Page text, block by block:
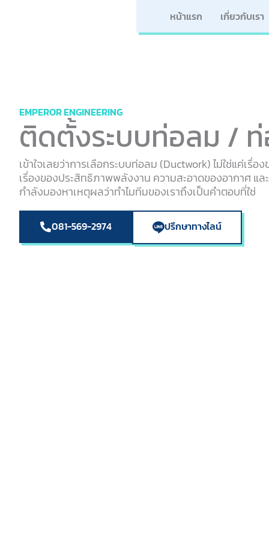
หน้าแรก เกี่ยวกับเรา
EMPEROR ENGINEERING
ติดตั้งระบบท่อลม /
เข้าใจเลยว่าการเลือกระบบท่อลม (Ductwork) ไม่ใช่แค่เรื่
เรื่องของประสิทธิภาพพลังงาน ความสะอาดของอากาศ แ
กำลังมองหาเหตุผลว่าทำไมทีมของเราถึงเป็นคำตอบที่ใช่
081-569-2974 ปรึกษาทางไลน์